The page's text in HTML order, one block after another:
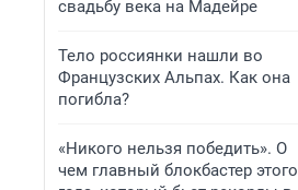
свадьбу века на Мадейре
Тело россиянки нашли во
Французских Альпах. Как она
погибла?
«Никого нельзя победить». О
чем главный блокбастер этого